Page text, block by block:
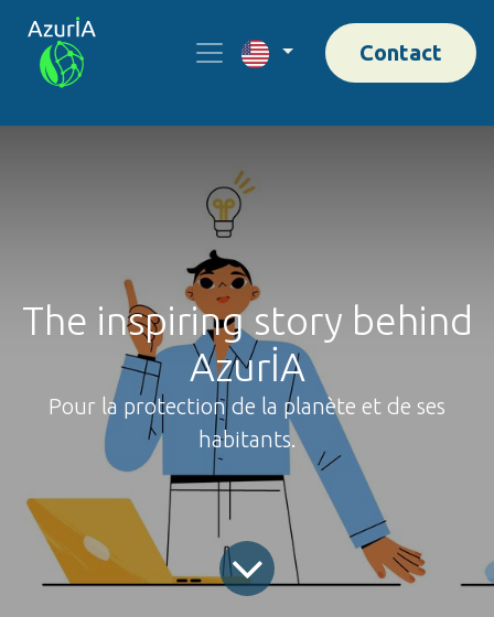
Contact
The inspiring story behind
AzurİA
Pour la protection de la planète et de ses
habitants.